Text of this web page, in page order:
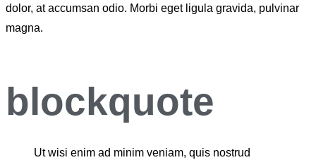
dolor, at accumsan odio. Morbi eget ligula gravida, pulvinar
magna.
blockquote
Ut wisi enim ad minim veniam, quis nostrud